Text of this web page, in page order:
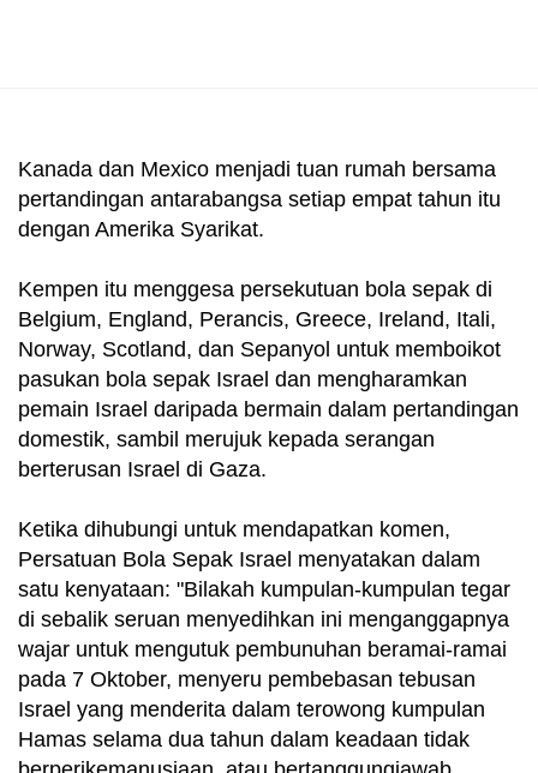
Kanada dan Mexico menjadi tuan rumah bersama
pertandingan antarabangsa setiap empat tahun itu
dengan Amerika Syarikat.
Kempen itu menggesa persekutuan bola sepak di
Belgium, England, Perancis, Greece, Ireland, Itali,
Norway, Scotland, dan Sepanyol untuk memboikot
pasukan bola sepak Israel dan mengharamkan
pemain Israel daripada bermain dalam pertandingan
domestik, sambil merujuk kepada serangan
berterusan Israel di Gaza.
Ketika dihubungi untuk mendapatkan komen,
Persatuan Bola Sepak Israel menyatakan dalam
satu kenyataan: "Bilakah kumpulan-kumpulan tegar
di sebalik seruan menyedihkan ini menganggapnya
wajar untuk mengutuk pembunuhan beramai-ramai
pada 7 Oktober, menyeru pembebasan tebusan
Israel yang menderita dalam terowong kumpulan
Hamas selama dua tahun dalam keadaan tidak